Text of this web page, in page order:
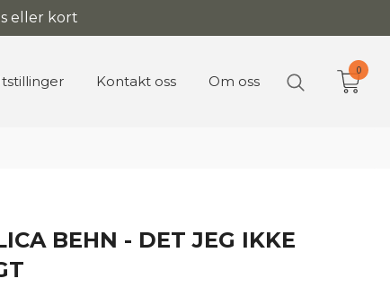
eller kort
Kontakt oss Om oss
0
BEHN - DET JEG IKKE